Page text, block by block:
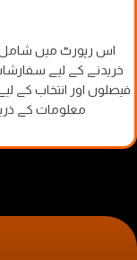
اس رپورٹ میں شامل
خریدنے کے لیے
فیصلوں اور انتخاب کے
معلومات کے